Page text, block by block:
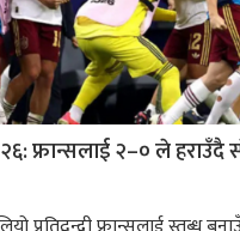
फ्रान्सलाई २–० ले हराउँदै